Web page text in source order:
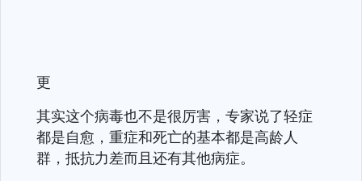
更
其实这个病毒也不是很厉害，专家说了轻症
都是自愈，重症和死亡的基本都是高龄人
群，抵抗力差而且还有其他病症。